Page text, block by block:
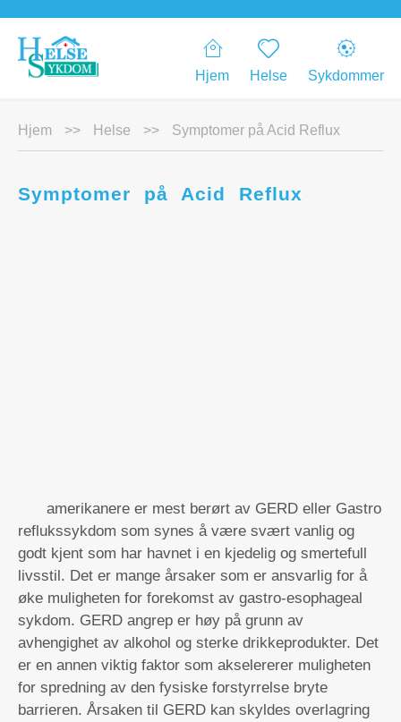
Hjem Helse Sykdommer
Hjem >> Helse >> Symptomer på Acid Reflux
Symptomer på Acid Reflux
amerikanere er mest berørt av GERD eller Gastro
reflukssykdom som synes å være svært vanlig og
godt kjent som har havnet i en kjedelig og smertefull
livsstil. Det er mange årsaker som er ansvarlig for å
øke muligheten for forekomst av gastro-esophageal
sykdom. GERD angrep er høy på grunn av
avhengighet av alkohol og sterke drikkeprodukter. Det
er en annen viktig faktor som akselererer muligheten
for spredning av den fysiske forstyrrelse bryte
barrieren. Årsaken til GERD kan skyldes overlagring